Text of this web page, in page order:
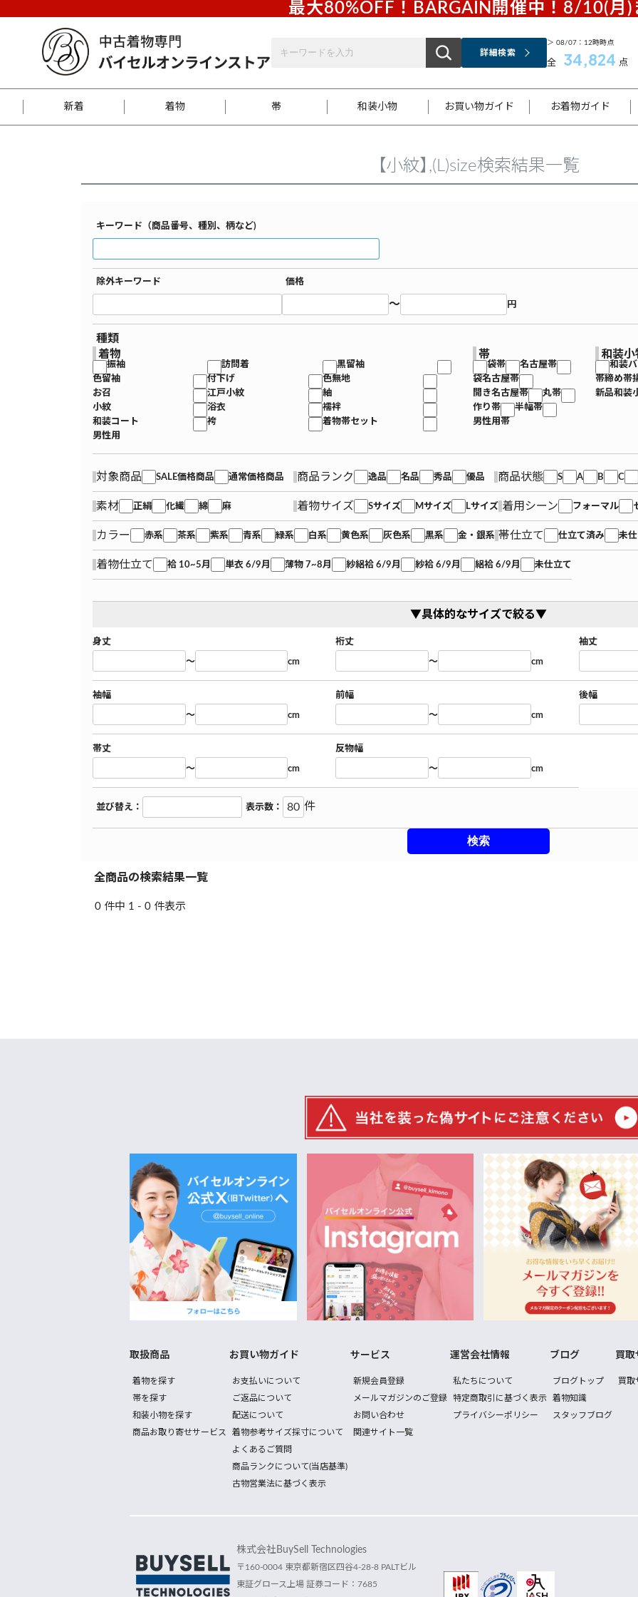
最大80%OFF！BARGAIN開催中！8/10(月)
詳細検索
＞ 08/07：12時時点
全 34,824 点
新着 着物
江戸小紋
帯 和装小物 お買い物ガイド
お支払いについて 着物参考サイズ/採寸について
お着物ガイド
はじめてのお着物ガイド サイズ案内 和色チャート集
新規会員登録 お問い合わせ
着物知識 スタッフブログ
【小紋】,(L)size検索結果一覧
キーワード（商品番号、種別、柄など)
除外キーワード 価格
～ 円
種類
着物
振袖 訪問着
黒留袖
色留袖
付下げ
色無地
お召
江戸小紋
紬
小紋
浴衣
襦袢
和装コート
袴
着物帯セット
男性用
帯
袋帯
名古屋帯
袋名古屋帯
開き名古屋帯
丸帯
作り帯
半幅帯
男性用帯
和装小
和装
帯締め帯
新品和装
対象商品 SALE価格商品 通常価格商品 商品ランク 逸品 名品 秀品 優品 商品状態 S A B C
素材 正絹 化繊 綿 麻 着物サイズ Sサイズ Mサイズ Lサイズ 着用シーン フォーマル
カラー 赤系 茶系 紫系 青系 緑系 白系 黄色系 灰色系 黒系 金・銀系 帯仕立て 仕立て済み 未
着物仕立て 袷 10~5月 単衣 6/9月 薄物 7~8月 紗絽袷 6/9月 紗袷 6/9月 絽袷 6/9月 未仕立て
▼具体的なサイズで絞る▼
身丈
～ cm
裄丈
～ cm
袖丈
袖幅
～ cm
前幅
～ cm
後幅
帯丈
～ cm
反物幅
～ cm
並び替え： 表示数： 件
全商品の検索結果一覧
0 件中 1 - 0 件表示
取扱商品
着物を探す
帯を探す
和装小物を探す
商品お取り寄せサービス
お買い物ガイド
お支払いについて
ご返品について
配送について
着物参考サイズ採寸について
よくあるご質問
商品ランクについて(当店基準)
古物営業法に基づく表示
サービス
新規会員登録
メールマガジンのご登録
お問い合わせ
関連サイト一覧
運営会社情報
私たちについて
特定商取引に基づく表示
プライバシーポリシー
ブログ
ブログトップ
着物知識
スタッフブログ
買取
買取
株式会社BuySell Technologies
〒160-0004 東京都新宿区四谷4-28-8 PALTビル
東証グロース上場 証券コード：7685